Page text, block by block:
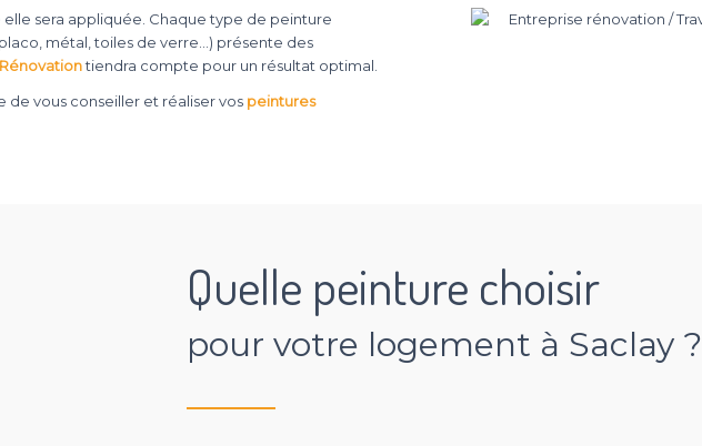
sera appliquée. Chaque type de peinture
métal, toiles de verre…) présente des
tiendra compte pour un résultat optimal.
de vous conseiller et réaliser vos peintures
Quelle peinture choisir
pour votre logement à Saclay ?